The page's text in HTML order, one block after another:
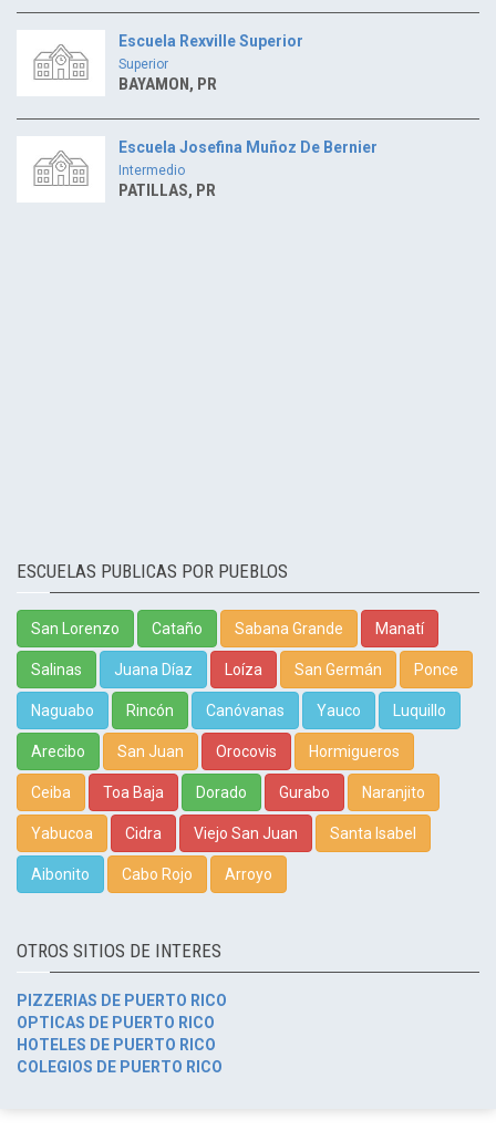
Escuela Rexville Superior
Superior
BAYAMON, PR
Escuela Josefina Muñoz De Bernier
Intermedio
PATILLAS, PR
ESCUELAS PUBLICAS POR PUEBLOS
San Lorenzo Cataño Sabana Grande Manatí
Salinas Juana Díaz Loíza San Germán Ponce
Naguabo Rincón Canóvanas Yauco Luquillo
Arecibo San Juan Orocovis Hormigueros
Ceiba Toa Baja Dorado Gurabo Naranjito
Yabucoa Cidra Viejo San Juan Santa Isabel
Aibonito Cabo Rojo Arroyo
OTROS SITIOS DE INTERES
PIZZERIAS DE PUERTO RICO
OPTICAS DE PUERTO RICO
HOTELES DE PUERTO RICO
COLEGIOS DE PUERTO RICO